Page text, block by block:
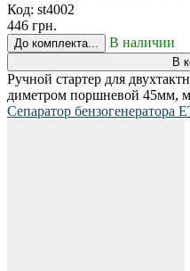
Код: st4002
446 грн.
До комплекта... В наличии
В
Ручной стартер для
диметром поршневой 45мм,
Сепаратор